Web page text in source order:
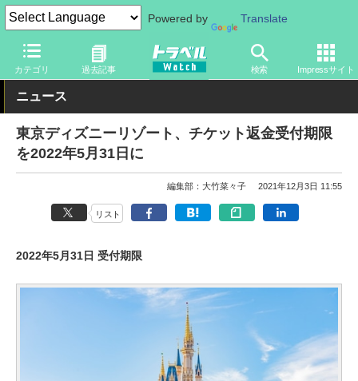
Powered by Translate
カテゴリ 過去記事 検索 Impressサイト
トラベル Watch 旅の情報 観光地 ディズニーリゾート
ニュース
東京ディズニーリゾート、チケット返金受付期限
を2022年5月31日に
編集部：大竹菜々子 2021年12月3日 11:55
リスト
2022年5月31日 受付期限